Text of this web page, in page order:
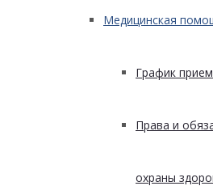
Медицинская
График
Права и
охраны